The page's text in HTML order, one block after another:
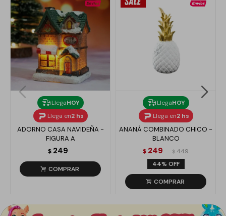
LlegaHOY
Llega en2 hs
ADORNO CASA NAVIDEÑA -
FIGURA A
$ 249
LlegaHOY
Llega en2 hs
ANANÁ COMBINADO CHICO -
BLANCO
$ 249 $ 449
44